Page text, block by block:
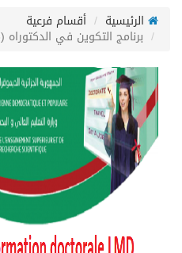
الرئيسية
أقسام فرعية
برنامج التكوين في الدكتوراه (2018-2019)